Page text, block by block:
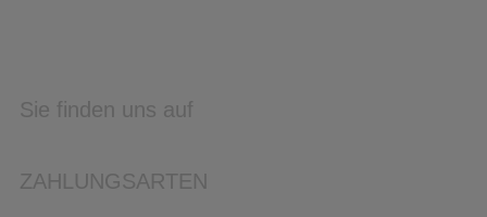
Sie finden uns auf
ZAHLUNGSARTEN